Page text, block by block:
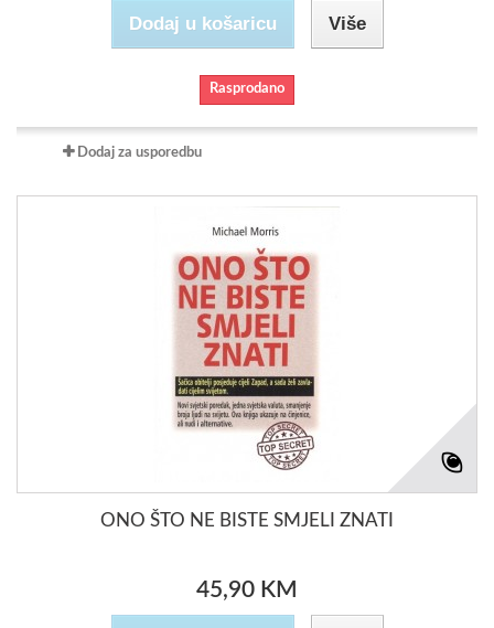
Dodaj u košaricu Više
Rasprodano
Dodaj za usporedbu
ONO ŠTO NE BISTE SMJELI ZNATI
45,90 KM